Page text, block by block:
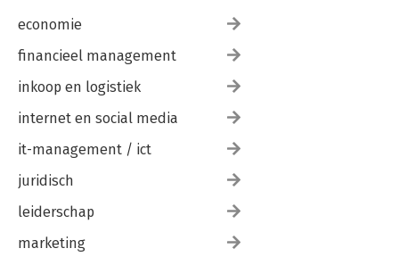
economie
financieel management
inkoop en logistiek
internet en social media
it-management / ict
juridisch
leiderschap
marketing